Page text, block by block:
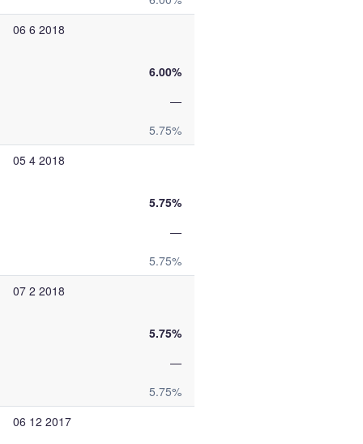
06 6 2018
6.00%
—
5.75%
05 4 2018
5.75%
—
5.75%
07 2 2018
5.75%
—
5.75%
06 12 2017